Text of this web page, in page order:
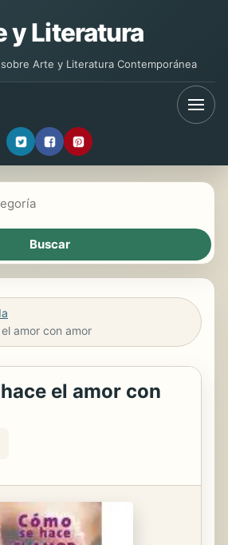
y Literatura
Arte y Literatura Contemporánea
amor con amor
el amor con